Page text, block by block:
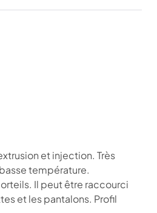
et injection. Très
température.
Il peut être raccourci
et les pantalons. Profil